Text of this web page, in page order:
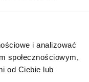
i analizować
społecznościowym,
od Ciebie lub